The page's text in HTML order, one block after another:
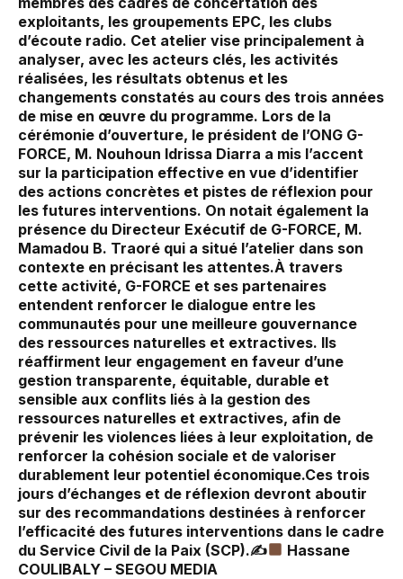
exploitants, les groupements EPC, les clubs
d’écoute radio. Cet atelier vise principalement à
analyser, avec les acteurs clés, les activités
réalisées, les résultats obtenus et les
changements constatés au cours des trois années
de mise en œuvre du programme. Lors de la
cérémonie d’ouverture, le président de l’ONG G-
FORCE, M. Nouhoun Idrissa Diarra a mis l’accent
sur la participation effective en vue d’identifier
des actions concrètes et pistes de réflexion pour
les futures interventions. On notait également la
présence du Directeur Exécutif de G-FORCE, M.
Mamadou B. Traoré qui a situé l’atelier dans son
contexte en précisant les attentes.À travers
cette activité, G-FORCE et ses partenaires
entendent renforcer le dialogue entre les
communautés pour une meilleure gouvernance
des ressources naturelles et extractives. Ils
réaffirment leur engagement en faveur d’une
gestion transparente, équitable, durable et
sensible aux conflits liés à la gestion des
ressources naturelles et extractives, afin de
prévenir les violences liées à leur exploitation, de
renforcer la cohésion sociale et de valoriser
durablement leur potentiel économique.Ces trois
jours d’échanges et de réflexion devront aboutir
sur des recommandations destinées à renforcer
l’efficacité des futures interventions dans le cadre
du Service Civil de la Paix (SCP).✍
Hassane
COULIBALY – SEGOU MEDIA